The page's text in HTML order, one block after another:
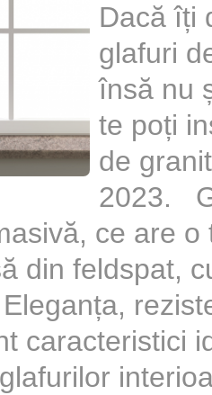
Dacă îți
glafuri
însă nu
te poți
de
2023.
ce are
din feldspat,
caracteristici